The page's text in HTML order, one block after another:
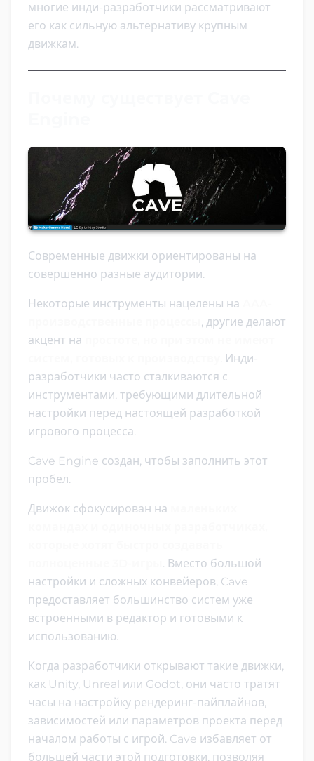
многие инди-разработчики рассматривают
его как сильную альтернативу крупным
движкам.
Современные движки ориентированы на
совершенно разные аудитории.
Некоторые инструменты нацелены на
, другие делают
акцент на
. Инди-
разработчики часто сталкиваются с
инструментами, требующими длительной
настройки перед настоящей разработкой
игрового процесса.
Cave Engine создан, чтобы заполнить этот
пробел.
Движок сфокусирован на
. Вместо большой
настройки и сложных конвейеров, Cave
предоставляет большинство систем уже
встроенными в редактор и готовыми к
использованию.
Когда разработчики открывают такие движки,
как Unity, Unreal или Godot, они часто тратят
часы на настройку рендеринг-пайплайнов,
зависимостей или параметров проекта перед
началом работы с игрой. Cave избавляет от
большей части этой подготовки, позволяя